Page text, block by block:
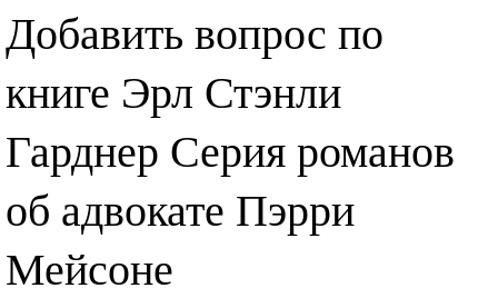
Добавить вопрос по
книге Эрл Стэнли
Гарднер Серия романов
об адвокате Пэрри
Мейсоне